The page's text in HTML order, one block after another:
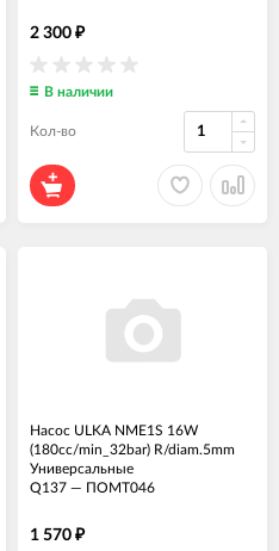
2 300 ₽
В наличии
Кол-во
Насос ULKA NME1S 16W
(180cc/min_32bar) R/diam.5mm
Универсальные
Q137 — ПОМТ046
1 570 ₽